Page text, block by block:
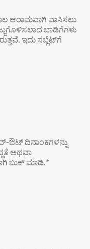
ಆರಾಮವಾಗಿ ವಾಸಿಸಲು
ಬಾಡಿಗೆಗಳು
ಇದು ಸಬ್ಲೆಟ್‌ಗೆ
ದಿನಾಂಕಗಳನ್ನು
ಅಥವಾ
ಬುಕ್ ಮಾಡಿ.*